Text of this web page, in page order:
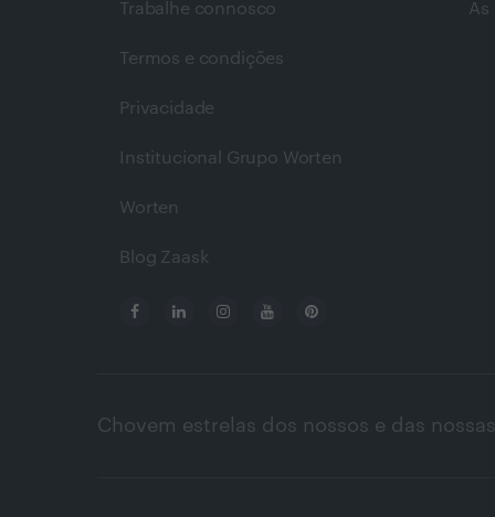
Trabalhe connosco
Termos e condições
Privacidade
Institucional Grupo Worten
Worten
Blog Zaask
As
Chovem estrelas dos nossos e das